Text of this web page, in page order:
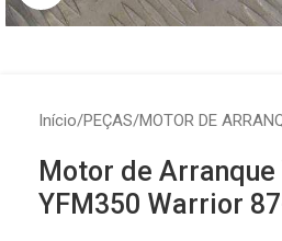
Início/PEÇAS/MOTOR DE
Motor de Arranque
YFM350 Warrior